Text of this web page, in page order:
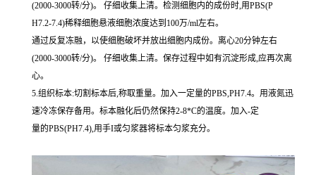
(2000-3000转/分)。 仔细收集上清。检测细胞内的成份时,用PBS(P
H7.2-7.4)稀释细胞悬液细胞浓度达到100万/ml左右。
通过反复冻融，以使细胞破坏并放出细胞内成份。离心20分钟左右
(2000-3000转/分)。 仔细收集上清。保存过程中如有沉淀形成,应再次离
心。
5.组织标本:切割标本后,称取重量。加入一定量的PBS,PH7.4。用液氮迅
速冷冻保存备用。标本融化后仍然保持2-8*C的温度。加入-定
量的PBS(PH7.4),用手I或匀浆器将标本匀浆充分。